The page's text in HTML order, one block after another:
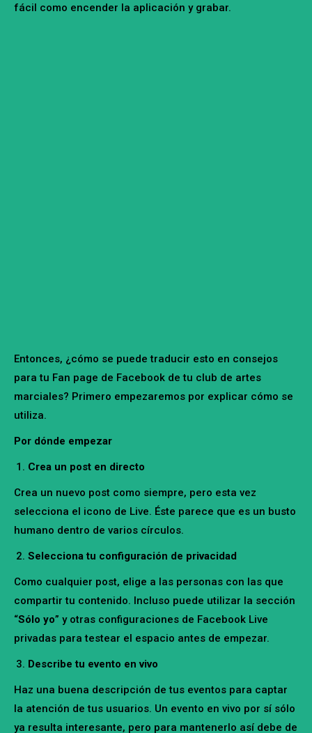
fácil como encender la aplicación y grabar.
Entonces, ¿cómo se puede traducir esto en consejos
para tu Fan page de Facebook de tu club de artes
marciales? Primero empezaremos por explicar cómo se
utiliza.
Por dónde empezar
Crea un post en directo
Crea un nuevo post como siempre, pero esta vez
selecciona el icono de Live. Éste parece que es un busto
humano dentro de varios círculos.
Selecciona tu configuración de privacidad
Como cualquier post, elige a las personas con las que
compartir tu contenido. Incluso puede utilizar la sección
“Sólo yo” y otras configuraciones de Facebook Live
privadas para testear el espacio antes de empezar.
Describe tu evento en vivo
Haz una buena descripción de tus eventos para captar
la atención de tus usuarios. Un evento en vivo por sí sólo
ya resulta interesante, pero para mantenerlo así debe de